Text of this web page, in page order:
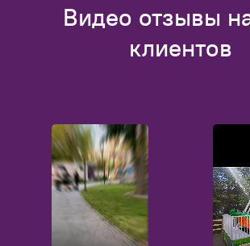
Видео отзывы
клиентов